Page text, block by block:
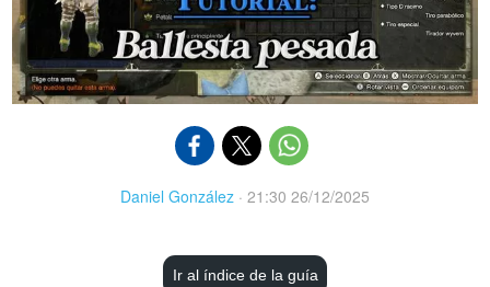
Daniel González · 21:30 26/12/2025
Ir al índice de la guía